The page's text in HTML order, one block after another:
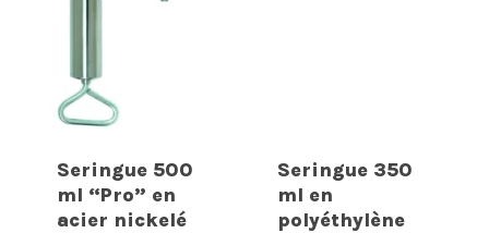
Seringue 500
ml “Pro” en
acier nickelé
Seringue 350
ml en
polyéthylène